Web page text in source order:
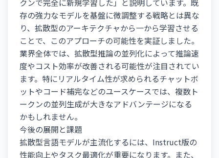
クンで完全に新規学習した」と説明しています。既
存の強力なモデルを基盤に微調整する戦略とは異な
り、拡散型のアーキテクチャから一から学習させる
ことで、このアプローチの可能性を実証しました。
業界全体では、拡散型推論の並列化によって推論速
度やコスト効率が改善される可能性が注目されてい
ます。特にリアルタイム性が求められるチャットボ
ットやコード補完などのユースケースでは、複数ト
ークンの並列生成が大きなアドバンテージになる
かもしれません。
今後の展開と課題
拡散型言語モデルが主流化するには、Instruct版の
性能向上やタスク最適化が重要になります。また、